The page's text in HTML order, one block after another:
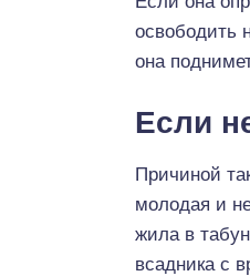
освободить
она
Если
Причиной
молодая и
жила в
всадника с